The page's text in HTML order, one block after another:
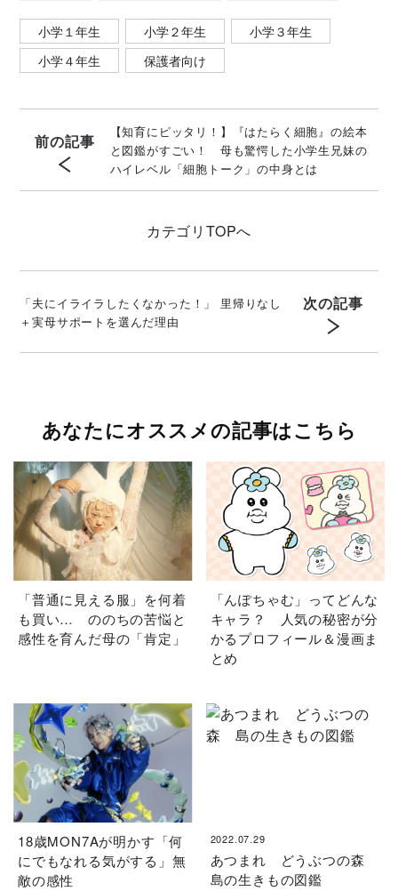
小学１年生 小学２年生
小学３年生
小学４年生
保護者向け
前の記事
【知育にピッタリ！】『はたらく細胞』の絵本
と図鑑がすごい！ 母も驚愕した小学生兄妹の
ハイレベル「細胞トーク」の中身とは
カテゴリ TOPへ
「夫にイライラしたくなかった！」 里帰りなし
＋実母サポートを選んだ理由
次の記事
あなたにオススメの記事はこちら
「普通に見える服」を何着
も買い… ののちの苦悩と
感性を育んだ母の「肯定」
「んぽちゃむ」ってどんな
キャラ？ 人気の秘密が分
かるプロフィール＆漫画ま
とめ
18歳MON7Aが明かす「何
にでもなれる気がする」無
敵の感性
2022.07.29
あつまれ どうぶつの森
島の生きもの図鑑